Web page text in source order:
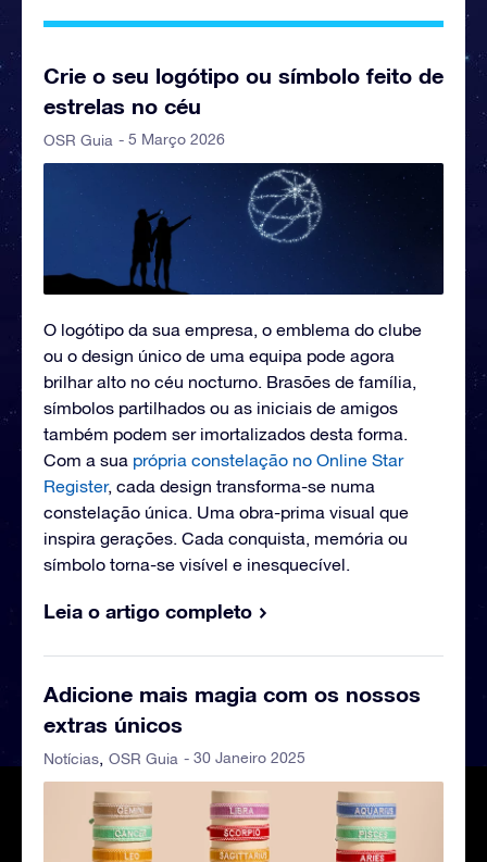
Crie o seu logótipo ou símbolo feito de
estrelas no céu
OSR Guia - 5 Março 2026
O logótipo da sua empresa, o emblema do clube
ou o design único de uma equipa pode agora
brilhar alto no céu nocturno. Brasões de família,
símbolos partilhados ou as iniciais de amigos
também podem ser imortalizados desta forma.
Com a sua própria constelação no Online Star
Register, cada design transforma-se numa
constelação única. Uma obra-prima visual que
inspira gerações. Cada conquista, memória ou
símbolo torna-se visível e inesquecível.
Leia o artigo completo
Adicione mais magia com os nossos
extras únicos
Notícias OSR Guia - 30 Janeiro 2025